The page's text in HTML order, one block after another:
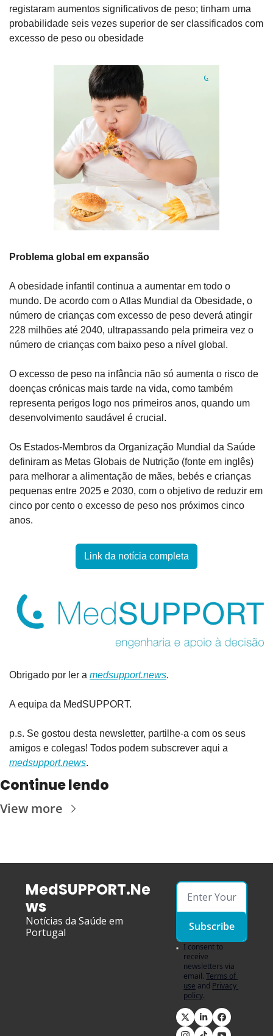
registaram aumentos significativos de peso; tinham uma
probabilidade seis vezes superior de ser classificados com
excesso de peso ou obesidade
Problema global em expansão
A obesidade infantil continua a aumentar em todo o
mundo. De acordo com o Atlas Mundial da Obesidade, o
número de crianças com excesso de peso deverá atingir
228 milhões até 2040, ultrapassando pela primeira vez o
número de crianças com baixo peso a nível global.
O excesso de peso na infância não só aumenta o risco de
doenças crónicas mais tarde na vida, como também
representa perigos logo nos primeiros anos, quando um
desenvolvimento saudável é crucial.
Os Estados-Membros da Organização Mundial da Saúde
definiram as Metas Globais de Nutrição (fonte em inglês)
para melhorar a alimentação de mães, bebés e crianças
pequenas entre 2025 e 2030, com o objetivo de reduzir em
cinco por cento o excesso de peso nos próximos cinco
anos.
Link da notícia completa
Obrigado por ler a medsupport.news.
A equipa da MedSUPPORT.
p.s. Se gostou desta newsletter, partilhe-a com os seus
medsupport.news.
Continue lendo
View more
MedSUPPORT.Ne
ws
Notícias da Saúde em
Portugal
Subscribe
I consent to
receive
newsletters via
email. Terms of
use and Privacy
policy.